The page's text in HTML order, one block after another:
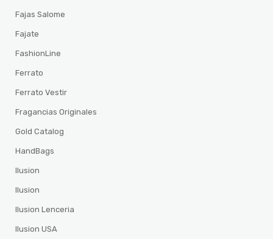
Fajas Salome
Fajate
FashionLine
Ferrato
Ferrato Vestir
Fragancias Originales
Gold Catalog
HandBags
Ilusion
Ilusion
Ilusion Lenceria
Ilusion USA